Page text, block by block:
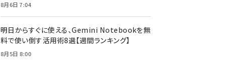
8月6日 7:04
明日からすぐに使える、Gemini Notebookを無
料で使い倒す活用術8選【週間ランキング】
8月5日 8:00